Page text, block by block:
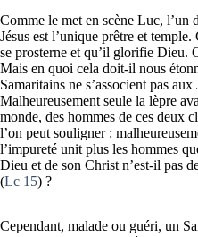
Comme le met en scène Luc, l’un
Jésus est l’unique prêtre et
se prosterne et qu’il glorifie Dieu.
Mais en quoi cela doit-il nous
Samaritains ne s’associent pas
Malheureusement seule la lèpre
monde, des hommes de ces deux
l’on peut souligner :
l’impureté unit plus les hommes
Dieu et de son Christ n’est-il pas
(Lc 15) ?
Cependant, malade ou guéri, un